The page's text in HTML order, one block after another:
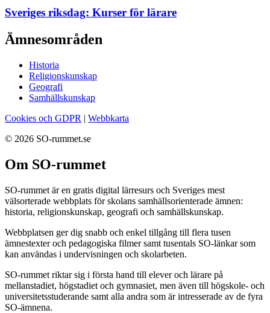
Sveriges riksdag: Kurser för lärare
Ämnesområden
Historia
Religionskunskap
Geografi
Samhällskunskap
Cookies och GDPR | Webbkarta
© 2026 SO-rummet.se
Om SO-rummet
SO-rummet är en gratis digital lärresurs och Sveriges mest
välsorterade webbplats för skolans samhällsorienterade ämnen:
historia, religionskunskap, geografi och samhällskunskap.
Webbplatsen ger dig snabb och enkel tillgång till flera tusen
ämnestexter och pedagogiska filmer samt tusentals SO-länkar som
kan användas i undervisningen och skolarbeten.
SO-rummet riktar sig i första hand till elever och lärare på
mellanstadiet, högstadiet och gymnasiet, men även till högskole- och
universitetsstuderande samt alla andra som är intresserade av de fyra
SO-ämnena.